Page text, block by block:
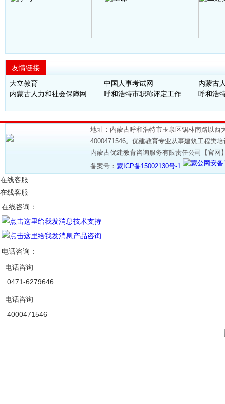
友情链接
大立教育 中国人事考试网
内蒙古
内蒙古人力和社会保障网
呼和浩特市职称评定工作 呼和浩
地址：内蒙古呼和浩特市玉泉区锡林南路以西
4000471546。优建教育专业从事建筑工程类培
内蒙古优建教育咨询服务有限责任公司【官网
备案号： 蒙ICP备15002130号-1 蒙公网安备
在线客服
在线客服
在线咨询：
技术支持
产品咨询
电话咨询：
电话咨询
0471-6279646
电话咨询
4000471546